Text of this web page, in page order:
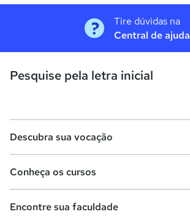
Tire dúvidas na
Central de ajuda
Pesquise pela letra inicial
Descubra sua vocação
Conheça os cursos
Encontre sua faculdade